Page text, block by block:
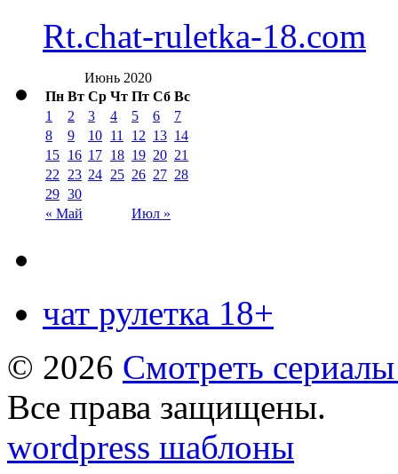
Rt.chat-ruletka-18.com
Июнь 2020
Пн Вт Ср Чт Пт Сб Вс
« Май Июл »
1 2 3 4 5 6
7
8
9 10 11 12 13 14
15 16 17 18 19 20 21
22
23 24 25 26 27 28
29 30
чат рулетка 18+
© 2026 Смотреть
Все права защищены.
wordpress шаблоны